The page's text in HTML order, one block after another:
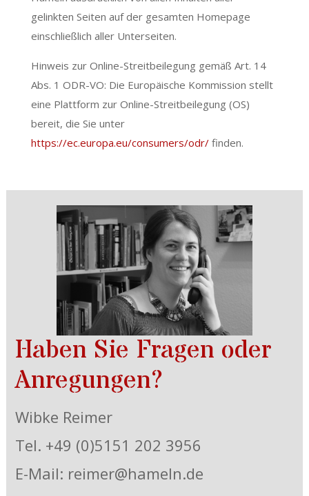
gelinkten Seiten auf der gesamten Homepage
einschließlich aller Unterseiten.
Hinweis zur Online-Streitbeilegung gemäß Art. 14
Abs. 1 ODR-VO: Die Europäische Kommission stellt
eine Plattform zur Online-Streitbeilegung (OS)
bereit, die Sie unter
https://ec.europa.eu/consumers/odr/finden.
Haben Sie Fragen oder
Anregungen?
Wibke Reimer
Tel. +49 (0)5151 202 3956
E-Mail: reimer@hameln.de